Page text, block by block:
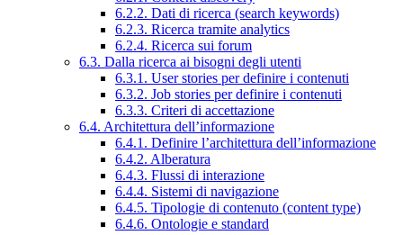
6.2.2. Dati di ricerca (search keywords)
6.2.3. Ricerca tramite analytics
6.2.4. Ricerca sui forum
6.3. Dalla ricerca ai bisogni degli utenti
6.3.1. User stories per definire i contenuti
6.3.2. Job stories per definire i contenuti
6.3.3. Criteri di accettazione
6.4. Architettura dell’informazione
6.4.1. Definire l’architettura dell’informazione
6.4.2. Alberatura
6.4.3. Flussi di interazione
6.4.4. Sistemi di navigazione
6.4.5. Tipologie di contenuto (content type)
6.4.6. Ontologie e standard